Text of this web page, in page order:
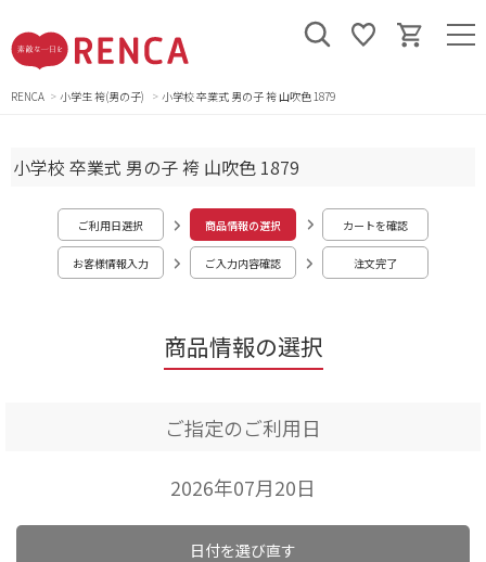
RENCA 小学生 袴(男の子) 小学校 卒業式 男の子 袴 山吹色 1879
商品情報の選択
小学校 卒業式 男の子 袴 山吹色 1879
ご利用日選択 商品情報の選択 カートを確認
お客様情報入力 ご入力内容確認 注文完了
ご指定のご利用日
2026年07月20日
日付を選び直す